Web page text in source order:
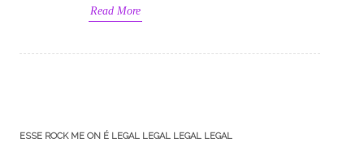
Read More
ESSE ROCK ME ON É LEGAL LEGAL LEGAL LEGAL